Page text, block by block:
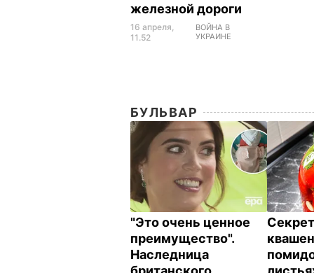
железной дороги
16 апреля,
11.52
ВОЙНА В
УКРАИНЕ
БУЛЬВАР
"Это очень ценное
преимущество".
Наследница